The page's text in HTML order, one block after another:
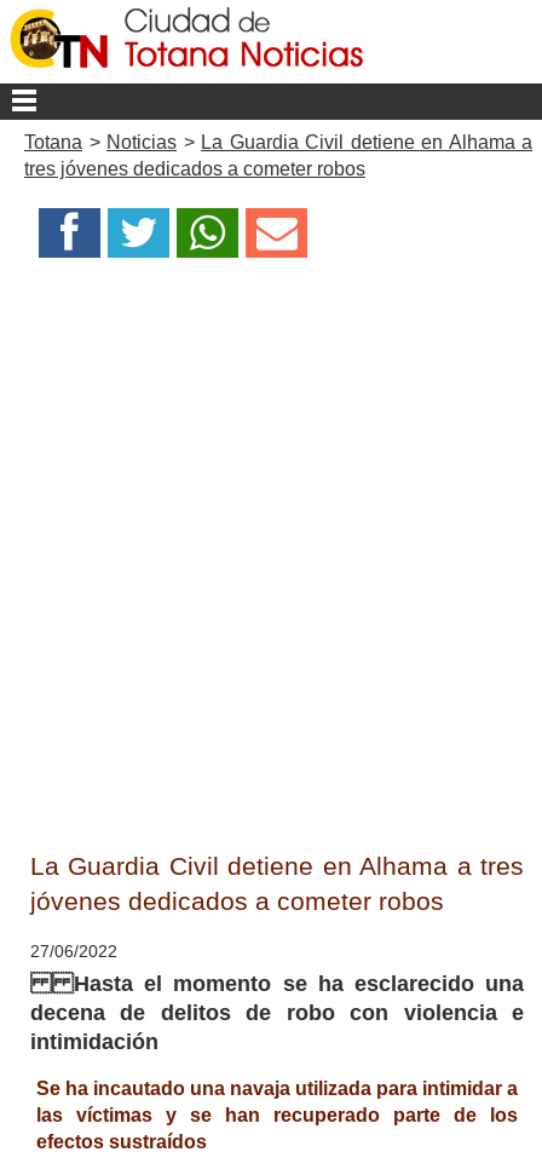
Totana > Noticias > La Guardia Civil detiene en Alhama a
tres jóvenes dedicados a cometer robos
La Guardia Civil detiene en Alhama a tres
jóvenes dedicados a cometer robos
27/06/2022
Hasta el momento se ha esclarecido una
decena de delitos de robo con violencia e
intimidación
Se ha incautado una navaja utilizada para intimidar a
las víctimas y se han recuperado parte de los
efectos sustraídos